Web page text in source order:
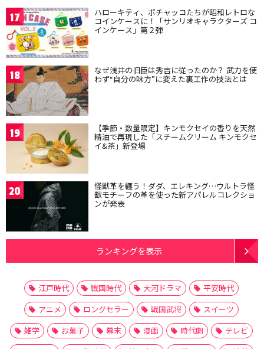
17 ハローキティ、ポチャッコたちが昭和レトロな
コインケースに！「サンリオキャラクターズ コ
インケース」第２弾
18 なぜ浅井の旧臣は秀吉に従ったのか？ 武力を使
わず“自分の味方”に変えた裏工作の技法とは
19 【季節・数量限定】キンモクセイの香りを天然
精油で再現した「スチームクリーム キンモクセ
イ&茶」新登場
20 怪獣革を纏う！ダダ、エレキング…ウルトラ怪
獣モチーフの革を使った新アパレルコレクショ
ンが発表
ランキングを表示
江戸時代 戦国時代 大河ドラマ
平安時代
アニメ
ロングセラー 戦国武将
スイーツ
雑学
お菓子 幕末 漫画 時代劇
テレビ